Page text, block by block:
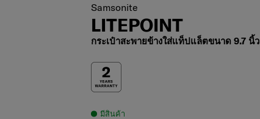
Samsonite
LITEPOINT
กระเป๋าสะพายข้างใส่แท็ปแล็ตขนาด 9.7 นิ้ว
มีสินค้า